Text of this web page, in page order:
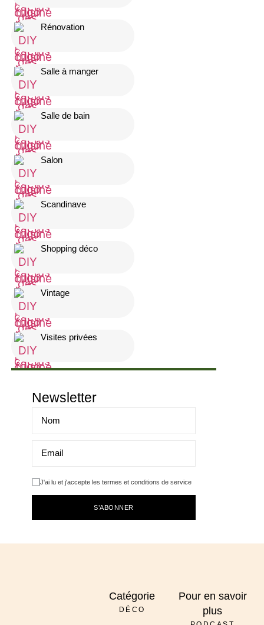
Rénovation
Salle à manger
Salle de bain
Salon
Scandinave
Shopping déco
Vintage
Visites privées
Newsletter
J'ai lu et j'accepte les termes et conditions de service
S’ABONNER
Catégorie
DÉCO
Pour en savoir
plus